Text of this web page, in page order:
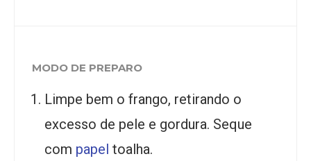
MODO DE PREPARO
Limpe bem o frango, retirando o
excesso de pele e gordura. Seque
com papel toalha.